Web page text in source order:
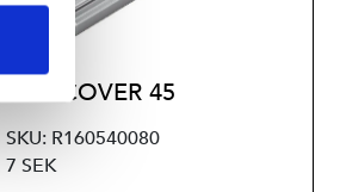
CAP COVER 45
SKU: R160540080
7 SEK